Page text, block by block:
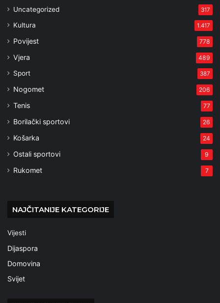
Uncategorized 317
Kultura 1.417
Povijest 778
Vjera 489
Sport 387
Nogomet 206
Tenis 77
Borilački sportovi 26
Košarka 24
Ostali sportovi 9
Rukomet 7
NAJČITANIJE KATEGORIJE
Vijesti
Dijaspora
Domovina
Svijet